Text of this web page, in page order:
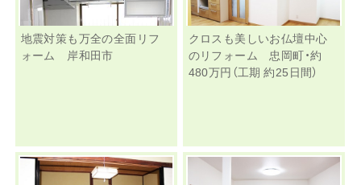
地震対策も万全の全面リフ
ォーム 岸和田市
クロスも美しいお仏壇中心
のリフォーム 忠岡町・約
480万円（工期 約25日間）